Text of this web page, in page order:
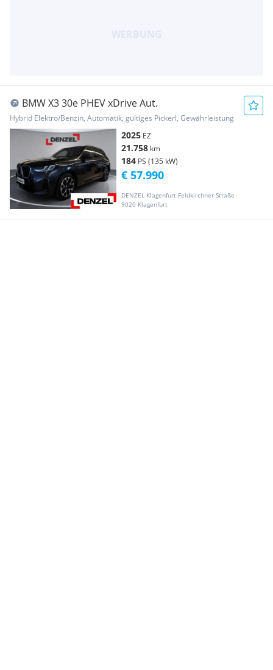
BMW X3 30e PHEV xDrive Aut.
Hybrid Elektro/Benzin, Automatik, gültiges Pickerl, Gewährleistung
2025 EZ
21.758 km
184 PS (135 kW)
DENZEL Klagenfurt Feldkirchner Straße
9020 Klagenfurt
€ 57.990